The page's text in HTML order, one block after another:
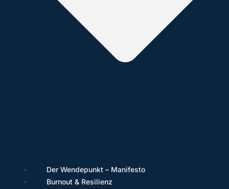
Der Wendepunkt – Manifesto
Burnout & Resilienz